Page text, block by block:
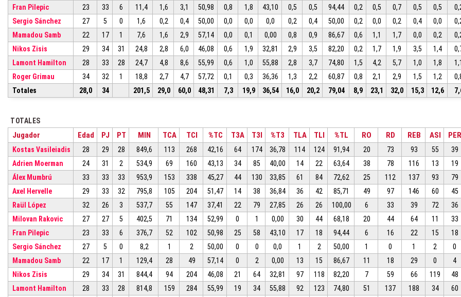
Fran Pilepic
23 33 6 11,4 1,6 3,1 50,98 0,8 1,8 43,10 0,5 0,5 94,44 0,2 0,5 0,7 0,5 0,5
Sergio Sánchez
27 5 0 1,6 0,2 0,4 50,00 0,0 0,0 0,0 0,2 0,4 50,00 0,2 0,0 0,2 0,4 0,0
Mamadou Samb
22 17 1 7,6 1,6 2,9 57,14 0,0 0,1 0,00 0,8 0,9 86,67 0,6 1,1 1,7 0,0 0,2
Nikos Zisis
29 34 31 24,8 2,8 6,0 46,08 0,6 1,9 32,81 2,9 3,5 82,20 0,2 1,7 1,9 3,5 1,4
Lamont Hamilton
28 33 28 24,7 4,8 8,6 55,99 0,6 1,0 55,88 2,8 3,7 74,80 1,5 4,2 5,7 1,0 1,8
Roger Grimau
34 32 1 18,8 2,7 4,7 57,72 0,1 0,3 36,36 1,3 2,2 60,87 0,8 2,1 2,9 1,5 1,2
Totales
28,0 34 201,5 29,0 60,0 48,31 7,3 19,9 36,54 16,0 20,2 79,04 8,9 23,1 32,0 15,3 12,6
TOTALES
Jugador Edad PJ PT MIN TCA TCI %TC T3A T3I %T3 TLA TLI %TL RO RD REB ASI PER
Kostas Vasileiadis 28 29 28 849,6 113 268 42,16 64 174 36,78 114 124 91,94 20 73 93 55
39
Adrien Moerman
24 31 2 534,9 69 160 43,13 34 85 40,00 14 22 63,64 38 78 116 13
19
Álex Mumbrú
33 33 33 953,9 153 338 45,27 44 130 33,85 61 84 72,62 25 112 137 93
79
Axel Hervelle
29 33 32 795,8 105 204 51,47 14 38 36,84 36 42 85,71 49 97 146 60
45
Raül López
32 26 3 537,7 55 147 37,41 22 79 27,85 26 26 100,00 6 33 39 72
36
Milovan Rakovic
27 27 5 402,5 71 134 52,99 0 1 0,00 30 44 68,18 20 44 64 11
33
Fran Pilepic
23 33 6 376,7 52 102 50,98 25 58 43,10 17 18 94,44 6 16 22 15
18
Sergio Sánchez
27 5 0 8,2 1 2 50,00 0 0 0,0 1 2 50,00 1 0 1 2
0
Mamadou Samb
22 17 1 129,4 28 49 57,14 0 2 0,00 13 15 86,67 11 18 29 0
4
Nikos Zisis
29 34 31 844,4 94 204 46,08 21 64 32,81 97 118 82,20 7 59 66 119
48
Lamont Hamilton
28 33 28 814,8 159 284 55,99 19 34 55,88 92 123 74,80 51 137 188 34
60